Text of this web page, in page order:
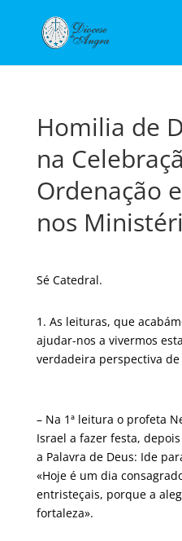
Homilia de
na
Ordenação
nos
Sé Catedral.
1. As leituras, que
ajudar-nos a vivermos
verdadeira perspectiva de
– Na 1ª leitura o profeta
Israel a fazer festa,
a Palavra de Deus: Ide
«Hoje é um dia
entristeçais, porque a
fortaleza».